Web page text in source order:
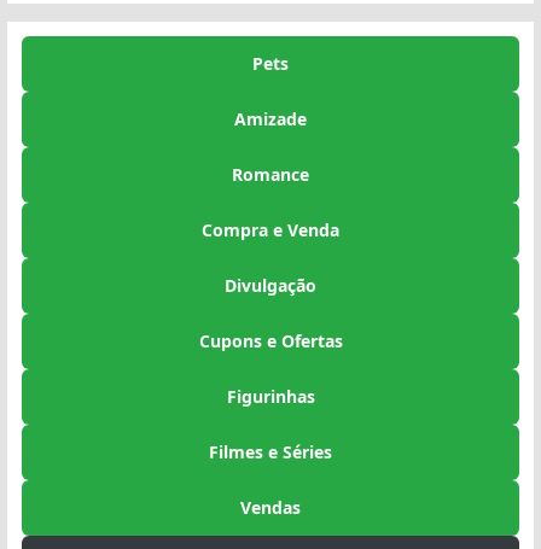
Pets
Amizade
Romance
Compra e Venda
Divulgação
Cupons e Ofertas
Figurinhas
Filmes e Séries
Vendas